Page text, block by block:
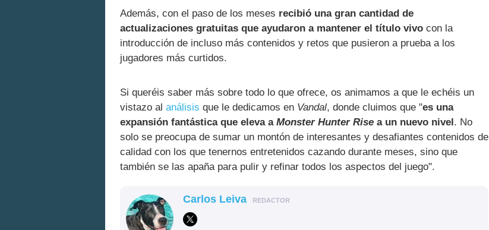
Además, con el paso de los meses recibió una gran cantidad de
actualizaciones gratuitas que ayudaron a mantener el título vivo con la
introducción de incluso más contenidos y retos que pusieron a prueba a los
jugadores más curtidos.
Si queréis saber más sobre todo lo que ofrece, os animamos a que le echéis un
vistazo al análisis que le dedicamos en Vandal, donde cluimos que "es una
expansión fantástica que eleva a Monster Hunter Rise a un nuevo nivel . No
solo se preocupa de sumar un montón de interesantes y desafiantes contenidos de
calidad con los que tenernos entretenidos cazando durante meses, sino que
también se las apaña para pulir y refinar todos los aspectos del juego".
Carlos Leiva REDACTOR